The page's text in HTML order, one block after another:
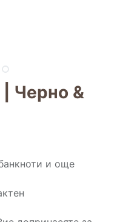
Черно &
и още